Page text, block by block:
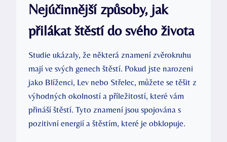
Nejúčinnější ⁣způsoby,⁣ jak
přilákat ‌štěstí do svého života
Studie‌ ukázaly, že některá ⁣znamení​ zvěrokruhu
mají⁣ ve‌ svých genech ⁢štěstí.⁤ Pokud jste narozeni‌
jako Blíženci, Lev nebo Střelec, můžete se těšit z
⁣výhodných okolností ‍a‌ příležitostí, které vám
‍přináší štěstí. Tyto znamení jsou ⁢spojována s
pozitivní ⁣energií ⁤a štěstím, které je obklopuje.